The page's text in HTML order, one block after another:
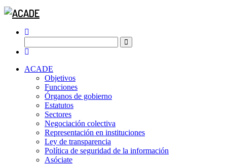
ACADE
Objetivos
Funciones
Órganos de gobierno
Estatutos
Sectores
Negociación colectiva
Representación en instituciones
Ley de transparencia
Política de seguridad de la información
Asóciate